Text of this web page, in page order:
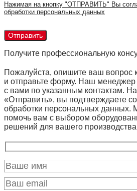
Нажимая на кнопку "ОТПРАВИТЬ" Вы
обработки персональных данных
Получите профессиональную
Пожалуйста, опишите ваш вопрос
и отправьте форму. Наш менеджер
с вами по указанным контактам.
«Отправить», вы подтверждаете
обработки персональных данных.
помочь вам с выбором
решений для вашего